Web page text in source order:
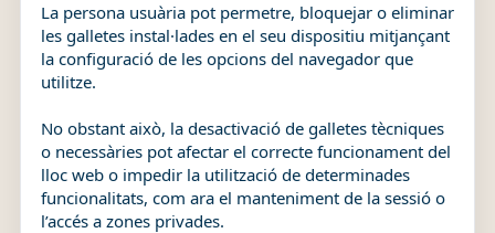
La persona usuària pot permetre, bloquejar o eliminar
les galletes instal·lades en el seu dispositiu mitjançant
la configuració de les opcions del navegador que
utilitze.
No obstant això, la desactivació de galletes tècniques
o necessàries pot afectar el correcte funcionament del
lloc web o impedir la utilització de determinades
funcionalitats, com ara el manteniment de la sessió o
l’accés a zones privades.